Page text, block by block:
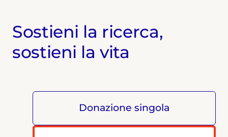
Sostieni la ricerca,
sostieni la vita
Donazione singola